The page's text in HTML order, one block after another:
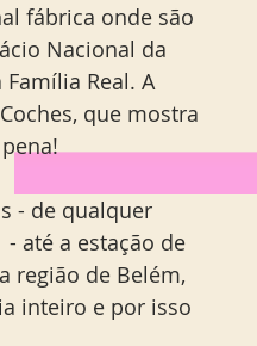
fábrica onde são
Nacional da
Real. A
que mostra
pena!
- de qualquer
até a estação de
região de Belém,
inteiro e por isso